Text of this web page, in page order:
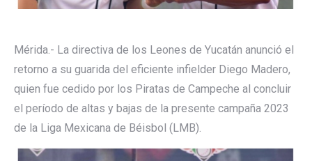
Mérida.- La directiva de los Leones de Yucatán anunció el
retorno a su guarida del eficiente infielder Diego Madero,
quien fue cedido por los Piratas de Campeche al concluir
el período de altas y bajas de la presente campaña 2023
de la Liga Mexicana de Béisbol (LMB).